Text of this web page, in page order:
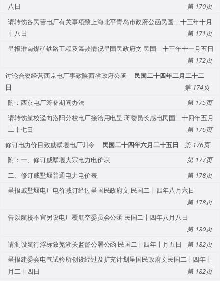
八日
170
请转饬各民营电厂有关事项致上海北平青岛市政府公函民国二十三年十月
十八日
171
呈报淮南煤矿铁路工程及筹款情况呈国民政府文 民国二十三年十一月五日
172
讨论合资经营西京电厂事致陕西省政府公函
民国二十四年二月二十二
日
174
附：西京电厂筹备期间办法
175
请转饬航校迳向洛阳分校电厂接洽用电呈 蒋委员长感电民国二十四年五月
二十七日
176
修订电力价目致戚墅堰电厂训令
民国二十四年六月二十五日
176
附：一、修订戚墅堰大宗电力电价表
177
二、修订戚墅堰普通电力电价表
178
呈报戚墅堰电厂电价减订经过呈国民政府文 民国二十四年八月六日
178
告以航校不宜另设电厂覆航空委员会公函 民国二十四年八月八日
180
请测设航行浮标致芜湖关监督公署公函 民国二十四年十月五日
182
呈报建委会电气试验所创设经过及扩充计划呈国民政府文民国二十四年十
月二十四日
182